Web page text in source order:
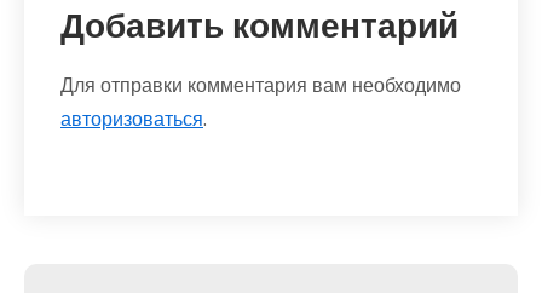
Добавить комментарий
Для отправки комментария вам необходимо
авторизоваться.